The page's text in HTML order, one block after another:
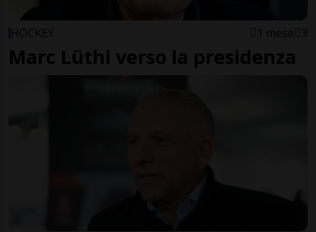
HOCKEY 1 mese 3
Marc Lüthi verso la presidenza